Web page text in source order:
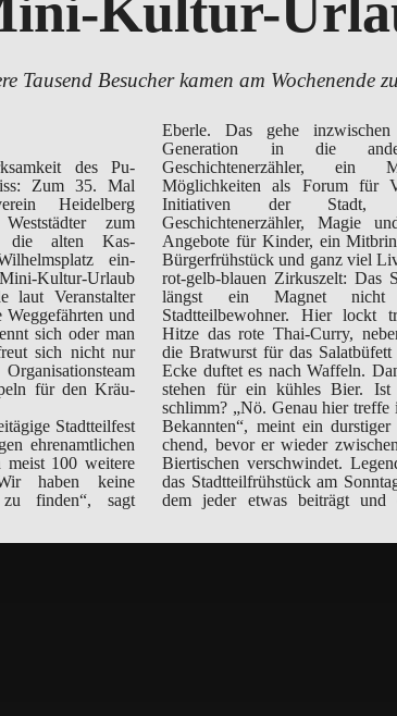
Tausend Besucher kamen am Wochenende
des Pu­
Zum 35. Mal
Heidelberg
zum
die alten Kas­
ein­
Kultur-Urlaub
laut Veran­stalter
Weg­gefährten und
sich oder man
sich nicht nur
für den Kräu­
Stadtteilfest
ehrenamtlichen
meist 100 weitere
haben keine
zu finden“, sagt
Eberle. Das gehe
Generation in die
Geschichtenerzähler, ein
Möglichkeiten als Forum für
Initiativen der Stadt,
Geschichtenerzähler, Magie
Angebote für Kinder, ein
Bürgerfrühstück und ganz viel
rot-gelb-blauen Zirkuszelt: Das
längst ein Magnet
Stadtteilbewohner. Hier lockt
Hitze das rote Thai-Curry,
die Bratwurst für das
Ecke duftet es nach Waffeln.
stehen für ein kühles Bier.
schlimm? „Nö. Genau hier treffe
Mensch la­
den vie­len
Legendär ist auch
zu
und es an dem
großen Büfett mit Hun­derten